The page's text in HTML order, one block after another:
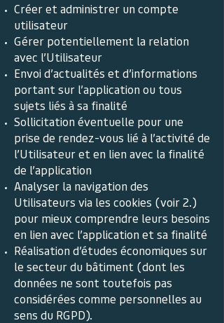
Créer et administrer un compte
utilisateur
Gérer potentiellement la relation
avec l’Utilisateur
Envoi d’actualités et d’informations
portant sur l’application ou tous
sujets liés à sa finalité
Sollicitation éventuelle pour une
prise de rendez-vous lié à l’activité de
l’Utilisateur et en lien avec la finalité
de l’application
Analyser la navigation des
Utilisateurs via les cookies (voir 2.)
pour mieux comprendre leurs besoins
en lien avec l’application et sa finalité
Réalisation d’études économiques sur
le secteur du bâtiment (dont les
données ne sont toutefois pas
considérées comme personnelles au
sens du RGPD).